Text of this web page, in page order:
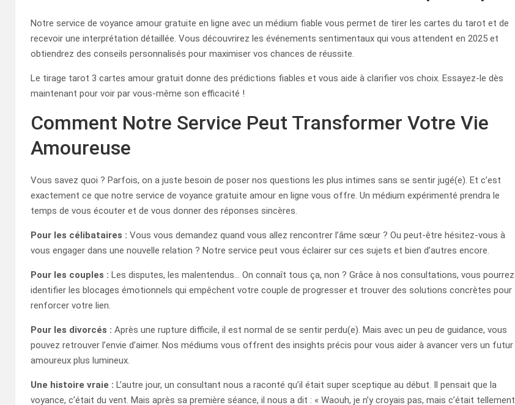
Notre service de voyance amour gratuite en ligne avec un médium fiable vous permet de tirer les cartes du tarot et de
recevoir une interprétation détaillée. Vous découvrirez les événements sentimentaux qui vous attendent en 2025 et
obtiendrez des conseils personnalisés pour maximiser vos chances de réussite.
Le tirage tarot 3 cartes amour gratuit donne des prédictions fiables et vous aide à clarifier vos choix. Essayez-le dès
maintenant pour voir par vous-même son efficacité !
Comment Notre Service Peut Transformer Votre Vie
Amoureuse
Vous savez quoi ? Parfois, on a juste besoin de poser nos questions les plus intimes sans se sentir jugé(e). Et c’est
exactement ce que notre service de voyance gratuite amour en ligne vous offre. Un médium expérimenté prendra le
temps de vous écouter et de vous donner des réponses sincères.
Pour les célibataires : Vous vous demandez quand vous allez rencontrer l’âme sœur ? Ou peut-être hésitez-vous à
vous engager dans une nouvelle relation ? Notre service peut vous éclairer sur ces sujets et bien d’autres encore.
Pour les couples : Les disputes, les malentendus… On connaît tous ça, non ? Grâce à nos consultations, vous pourrez
identifier les blocages émotionnels qui empêchent votre couple de progresser et trouver des solutions concrètes pour
renforcer votre lien.
Pour les divorcés : Après une rupture difficile, il est normal de se sentir perdu(e). Mais avec un peu de guidance, vous
pouvez retrouver l’envie d’aimer. Nos médiums vous offrent des insights précis pour vous aider à avancer vers un futur
amoureux plus lumineux.
Une histoire vraie : L’autre jour, un consultant nous a raconté qu’il était super sceptique au début. Il pensait que la
voyance, c’était du vent. Mais après sa première séance, il nous a dit : « Waouh, je n’y croyais pas, mais c’était tellement